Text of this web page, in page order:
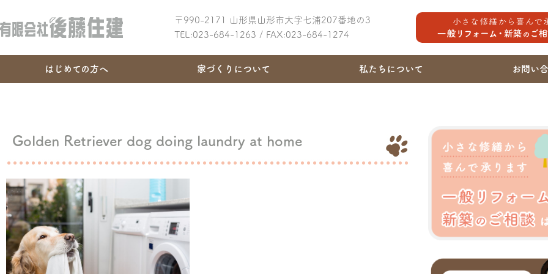
〒990-2171 山形県山形市大字七浦207番地の3
TEL:023-684-1263 / FAX:023-684-1274
はじめての方へ 家づくりについて 私たちについて お問い
Golden Retriever dog doing laundry at home